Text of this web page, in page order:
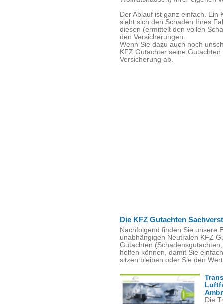
Der Ablauf ist ganz einfach. Ein
sieht sich den Schaden Ihres
diesen (ermittelt den vollen
den Versicherungen.
Wenn Sie dazu auch noch
KFZ Gutachter seine
Versicherung ab.
Die KFZ Gutachten
Nachfolgend finden Sie unsere
unabhängigen Neutralen KFZ
Gutachten
helfen können, damit Sie
sitzen bleiben oder Sie den
Die